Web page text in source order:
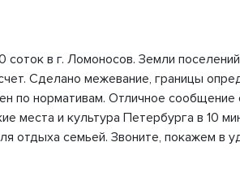
соток в г. Ломоносов. Земли
Сделано межевание, границы
по нормативам. Отличное
места и культура Петербурга в 10
отдыха семьей. Звоните, покажем в